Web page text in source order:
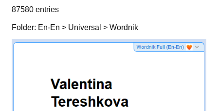
87580 entries
Folder: En-En > Universal > Wordnik